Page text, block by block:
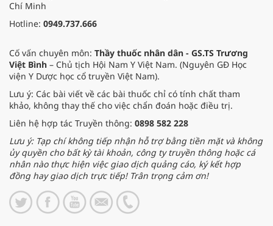
Chí Minh
Hotline: 0949.737.666
Cố vấn chuyên môn: Thầy thuốc nhân dân - GS.TS Trương
Việt Bình – Chủ tịch Hội Nam Y Việt Nam. (Nguyên GĐ Học
viện Y Dược học cổ truyền Việt Nam).
Lưu ý: Các bài viết về các bài thuốc chỉ có tính chất tham
khảo, không thay thế cho việc chẩn đoán hoặc điều trị.
Liên hệ hợp tác Truyền thông: 0898 582 228
Lưu ý: Tạp chí không tiếp nhận hỗ trợ bằng tiền mặt và không
ủy quyền cho bất kỳ tài khoản, công ty truyền thông hoặc cá
nhân nào thực hiện việc giao dịch quảng cáo, ký kết hợp
đồng hay giao dịch trực tiếp! Trân trọng cảm ơn!